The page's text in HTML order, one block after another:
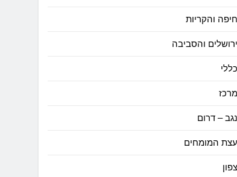
חיפה והקריות
ירושלים והסביבה
כללי
מרכז
נגב – דרום
עצת המומחים
צפון